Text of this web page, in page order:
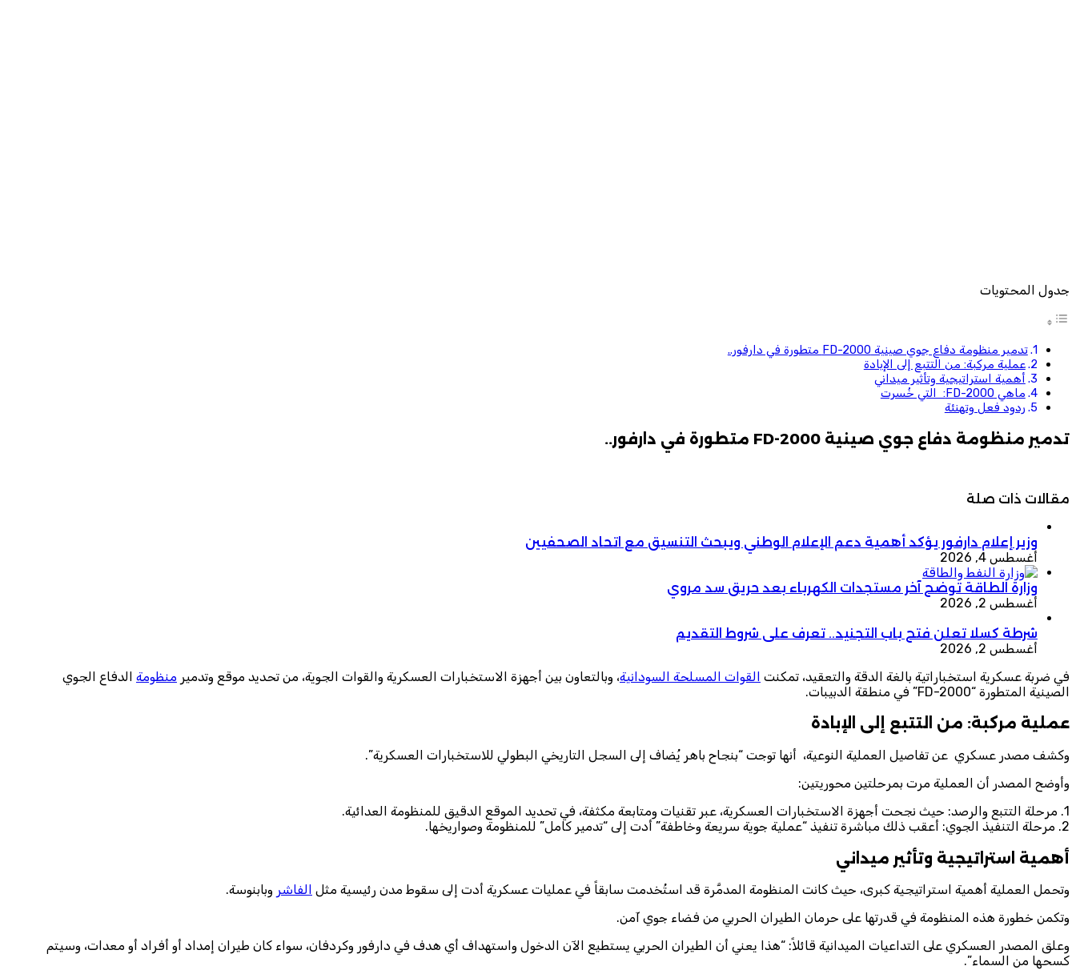
جدول المحتويات
تدمير منظومة دفاع جوي صينية FD-2000 متطورة في دارفور..
عملية مركبة: من التتبع إلى الإبادة
أهمية استراتيجية وتأثير ميداني
ماهي FD-2000: التي خُسرت
ردود فعل وتهنئة
تدمير منظومة دفاع جوي صينية FD-2000 متطورة في دارفور..
مقالات ذات صلة
وزير إعلام دارفور يؤكد أهمية دعم الإعلام الوطني ويبحث التنسيق مع اتحاد الصحفيين
أغسطس 4, 2026
وزارة الطاقة توضح آخر مستجدات الكهرباء بعد حريق سد مروي
أغسطس 2, 2026
شرطة كسلا تعلن فتح باب التجنيد.. تعرف على شروط التقديم
أغسطس 2, 2026
في ضربة عسكرية استخباراتية بالغة الدقة والتعقيد، تمكنت القوات المسلحة السودانية، وبالتعاون بين أجهزة الاستخبارات العسكرية والقوات الجوية، من تحديد موقع وتدمير منظومة الدفاع الجوي
الصينية المتطورة “FD-2000” في منطقة الدبيبات.
عملية مركبة: من التتبع إلى الإبادة
وكشف مصدر عسكري عن تفاصيل العملية النوعية، أنها توجت “بنجاح باهر يُضاف إلى السجل التاريخي البطولي للاستخبارات العسكرية”.
وأوضح المصدر أن العملية مرت بمرحلتين محوريتين:
1. مرحلة التتبع والرصد: حيث نجحت أجهزة الاستخبارات العسكرية، عبر تقنيات ومتابعة مكثفة، في تحديد الموقع الدقيق للمنظومة العدائية.
2. مرحلة التنفيذ الجوي: أعقب ذلك مباشرة تنفيذ “عملية جوية سريعة وخاطفة” أدت إلى “تدمير كامل” للمنظومة وصواريخها.
أهمية استراتيجية وتأثير ميداني
وتحمل العملية أهمية استراتيجية كبرى، حيث كانت المنظومة المدمَّرة قد استُخدمت سابقاً في عمليات عسكرية أدت إلى سقوط مدن رئيسية مثل الفاشر وبابنوسة.
وتكمن خطورة هذه المنظومة في قدرتها على حرمان الطيران الحربي من فضاء جوي آمن.
وعلق المصدر العسكري على التداعيات الميدانية قائلاً: “هذا يعني أن الطيران الحربي يستطيع الآن الدخول واستهداف أي هدف في دارفور وكردفان، سواء كان طيران إمداد أو أفراد أو معدات، وسيتم
كسحها من السماء”.